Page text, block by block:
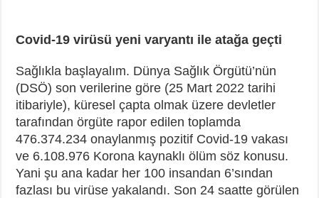
Covid-19 virüsü yeni varyantı ile atağa geçti
Sağlıkla başlayalım. Dünya Sağlık Örgütü’nün
(DSÖ) son verilerine göre (25 Mart 2022 tarihi
itibariyle), küresel çapta olmak üzere devletler
tarafından örgüte rapor edilen toplamda
476.374.234 onaylanmış pozitif Covid-19 vakası
ve 6.108.976 Korona kaynaklı ölüm söz konusu.
Yani şu ana kadar her 100 insandan 6’sından
fazlası bu virüse yakalandı. Son 24 saatte görülen